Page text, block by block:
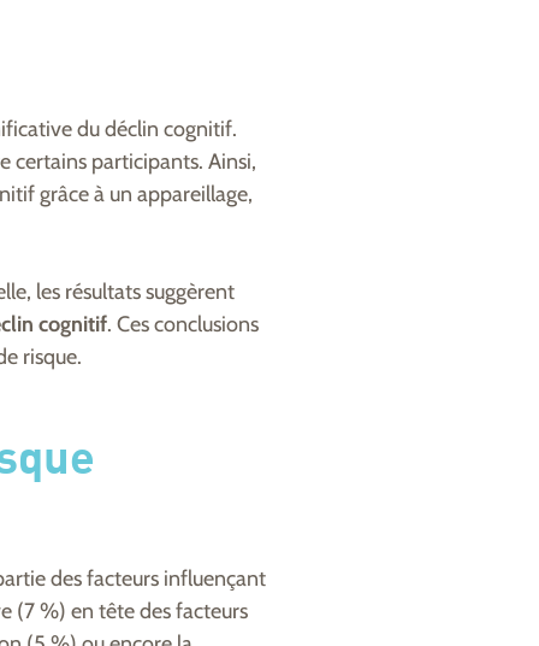
du déclin cognitif.
certains participants. Ainsi,
grâce à un appareillage,
les résultats suggèrent
cognitif. Ces conclusions
risque.
des facteurs influençant
(7 %) en tête des facteurs